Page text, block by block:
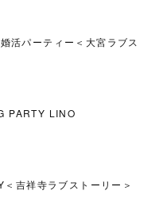
活パーティー＜大宮ラブス
PARTY LINO
吉祥寺ラブストーリー＞